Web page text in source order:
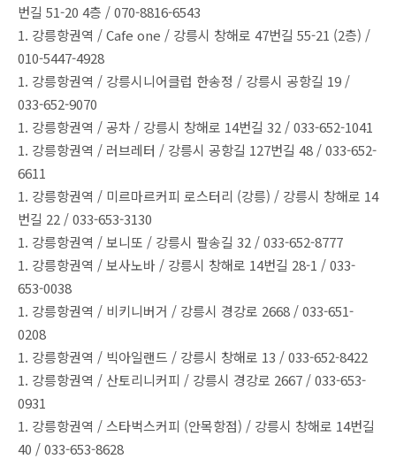
번길 51-20 4층 / 070-8816-6543
1. 강릉항권역 / Cafe one / 강릉시 창해로 47번길 55-21 (2층) /
010-5447-4928
1. 강릉항권역 / 강릉시니어클럽 한송정 / 강릉시 공항길 19 /
033-652-9070
1. 강릉항권역 / 공차 / 강릉시 창해로 14번길 32 / 033-652-1041
1. 강릉항권역 / 러브레터 / 강릉시 공항길 127번길 48 / 033-652-
6611
1. 강릉항권역 / 미르마르커피 로스터리 (강릉) / 강릉시 창해로 14
번길 22 / 033-653-3130
1. 강릉항권역 / 보니또 / 강릉시 팔송길 32 / 033-652-8777
1. 강릉항권역 / 보사노바 / 강릉시 창해로 14번길 28-1 / 033-
653-0038
1. 강릉항권역 / 비키니버거 / 강릉시 경강로 2668 / 033-651-
0208
1. 강릉항권역 / 빅아일랜드 / 강릉시 창해로 13 / 033-652-8422
1. 강릉항권역 / 산토리니커피 / 강릉시 경강로 2667 / 033-653-
0931
1. 강릉항권역 / 스타벅스커피 (안목항점) / 강릉시 창해로 14번길
40 / 033-653-8628